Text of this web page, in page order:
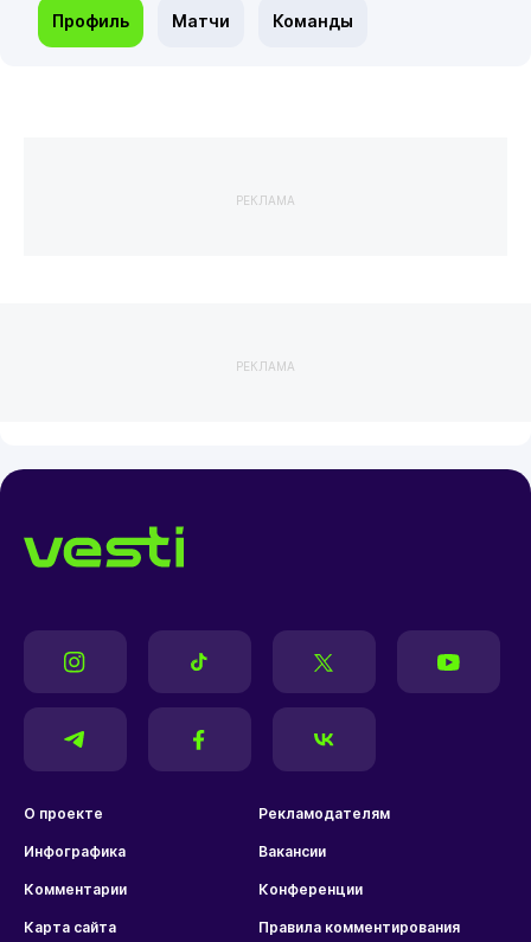
Профиль Матчи Команды
РЕКЛАМА
РЕКЛАМА
О проекте Рекламодателям
Инфографика Вакансии
Комментарии Конференции
Карта сайта Правила комментирования